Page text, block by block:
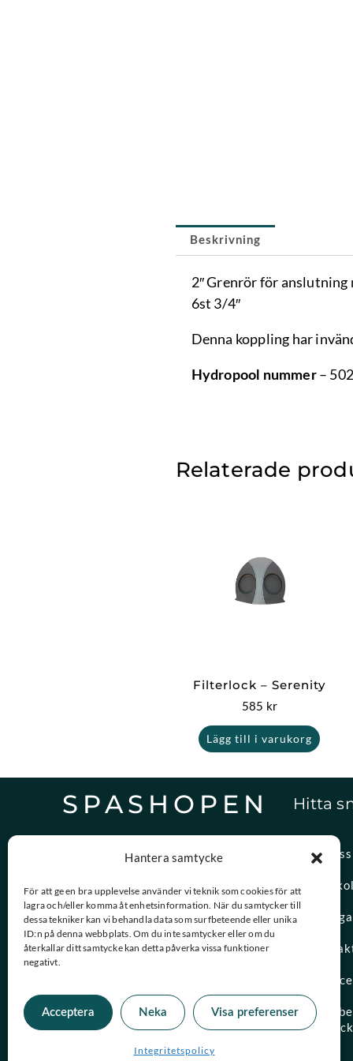
Hantera samtycke
För att ge en bra upplevelse använder vi teknik som cookies för att
lagra och/eller komma åt enhetsinformation. När du samtycker till
dessa tekniker kan vi behandla data som surfbeteende eller unika
ID:n på denna webbplats. Om du inte samtycker eller om du
återkallar ditt samtycke kan detta påverka vissa funktioner
negativt.
Acceptera Neka Visa preferenser
Integritetspolicy
Beskrivning
2″ Grenrör för anslutning
6st 3/4″
Denna koppling har
Hydropool nummer–
Relaterade
Filterlock – Serenity
585 kr
Lägg till i varukorg
SPASHOPEN
reservdelar och vattenvård.
08-756 20 00
Vardagar 09:00 – 15:00
Hitta
Om oss
spalock
© 2026 Spashopen. Alla rättigheter förbehållna.